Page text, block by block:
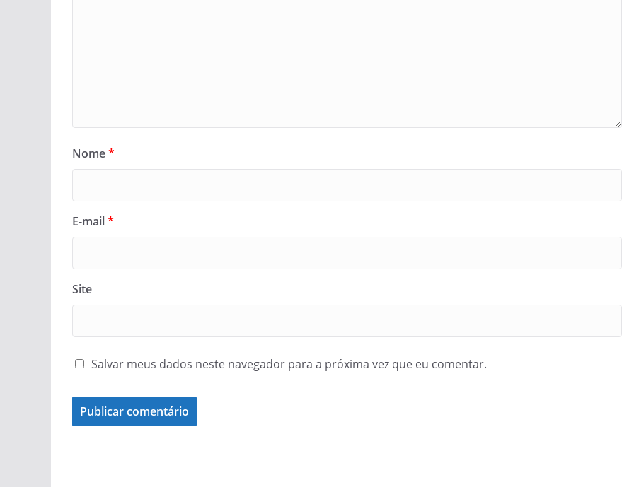
Nome*
E-mail*
Site
Salvar meus dados neste navegador para a próxima vez que eu comentar.